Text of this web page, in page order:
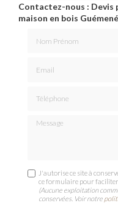
Contactez-nous :
maison en bois
Message
J'autorise ce site à
ce formulaire pour faciliter
(Aucune exploitation
conservées. Voir notre